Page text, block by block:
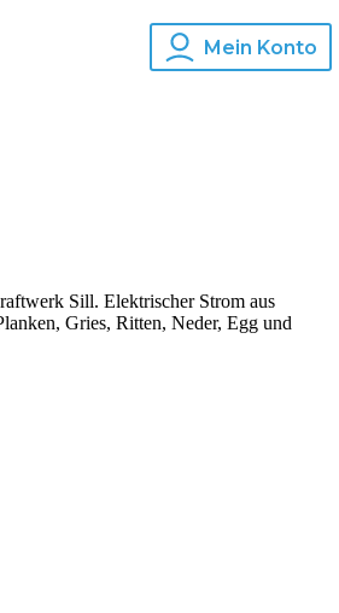
Mein Konto
Sill. Elektrischer Strom aus
Gries, Ritten, Neder, Egg und